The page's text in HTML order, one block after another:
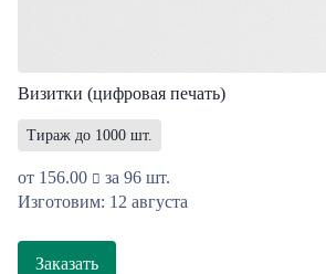
Визитки (цифровая печать)
Тираж до 1000 шт.
от 156.00
за 96 шт.
Изготовим: 12 августа
Заказать